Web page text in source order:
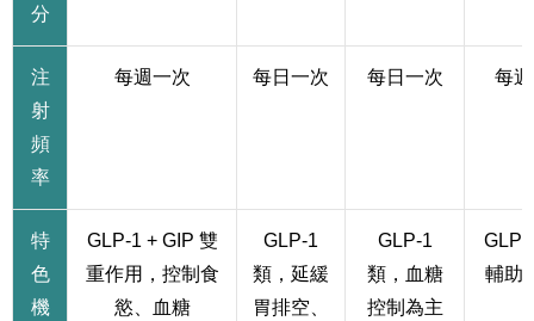
分
注
射
頻
率
每週一次 每日一次 每日一次 每
特
色
機
GLP-1 + GIP 雙
重作用，控制食
慾、血糖
GLP-1
類，延緩
胃排空、
GLP-1
類，血糖
控制為主
GLP-
輔助